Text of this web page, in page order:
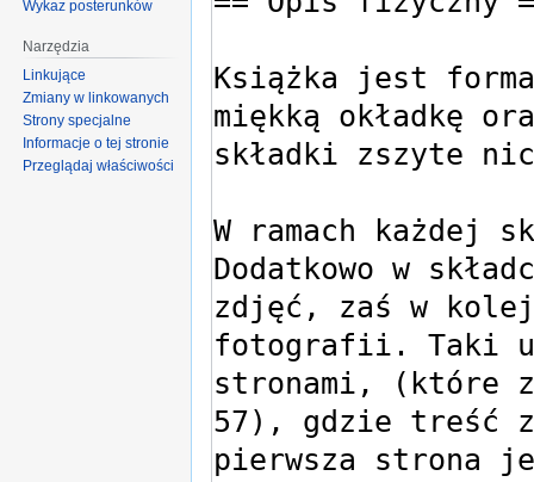
Wykaz posterunków
Narzędzia
Linkujące
Zmiany w linkowanych
Strony specjalne
Informacje o tej stronie
Przeglądaj właściwości